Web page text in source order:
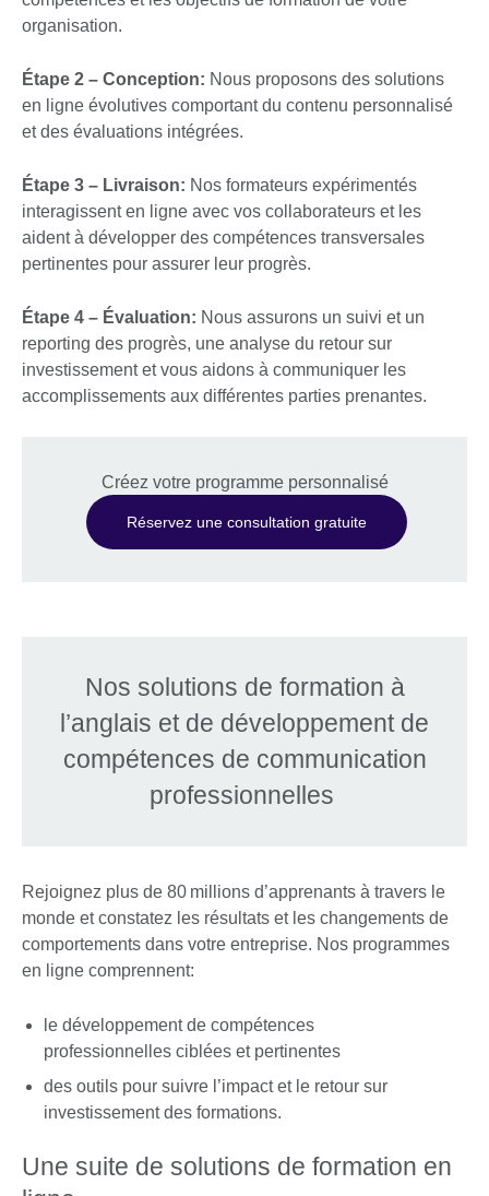
organisation.
Étape 2 – Conception: Nous proposons des solutions
en ligne évolutives comportant du contenu personnalisé
et des évaluations intégrées.
Étape 3 – Livraison: Nos formateurs expérimentés
interagissent en ligne avec vos collaborateurs et les
aident à développer des compétences transversales
pertinentes pour assurer leur progrès.
Étape 4 – Évaluation: Nous assurons un suivi et un
reporting des progrès, une analyse du retour sur
investissement et vous aidons à communiquer les
accomplissements aux différentes parties prenantes.
Créez votre programme personnalisé
Réservez une consultation gratuite
Nos solutions de formation à
l’anglais et de développement de
compétences de communication
professionnelles
Rejoignez plus de 80 millions d’apprenants à travers le
monde et constatez les résultats et les changements de
comportements dans votre entreprise. Nos programmes
en ligne comprennent:
le développement de compétences
professionnelles ciblées et pertinentes
des outils pour suivre l’impact et le retour sur
investissement des formations.
Une suite de solutions de formation en